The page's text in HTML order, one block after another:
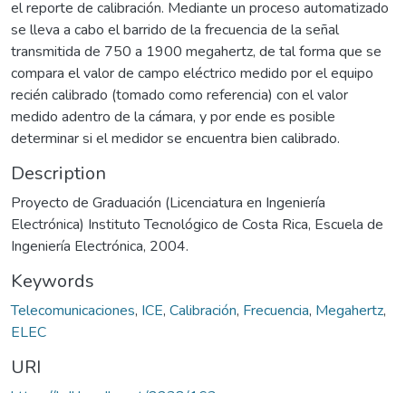
el reporte de calibración. Mediante un proceso automatizado
se lleva a cabo el barrido de la frecuencia de la señal
transmitida de 750 a 1900 megahertz, de tal forma que se
compara el valor de campo eléctrico medido por el equipo
recién calibrado (tomado como referencia) con el valor
medido adentro de la cámara, y por ende es posible
determinar si el medidor se encuentra bien calibrado.
Description
Proyecto de Graduación (Licenciatura en Ingeniería
Electrónica) Instituto Tecnológico de Costa Rica, Escuela de
Ingeniería Electrónica, 2004.
Keywords
Telecomunicaciones, ICE, Calibración, Frecuencia, Megahertz,
ELEC
URI